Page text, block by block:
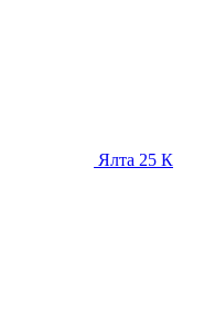
Ялта 25 К